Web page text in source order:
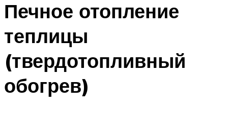
Печное отопление
теплицы
(твердотопливный
обогрев)